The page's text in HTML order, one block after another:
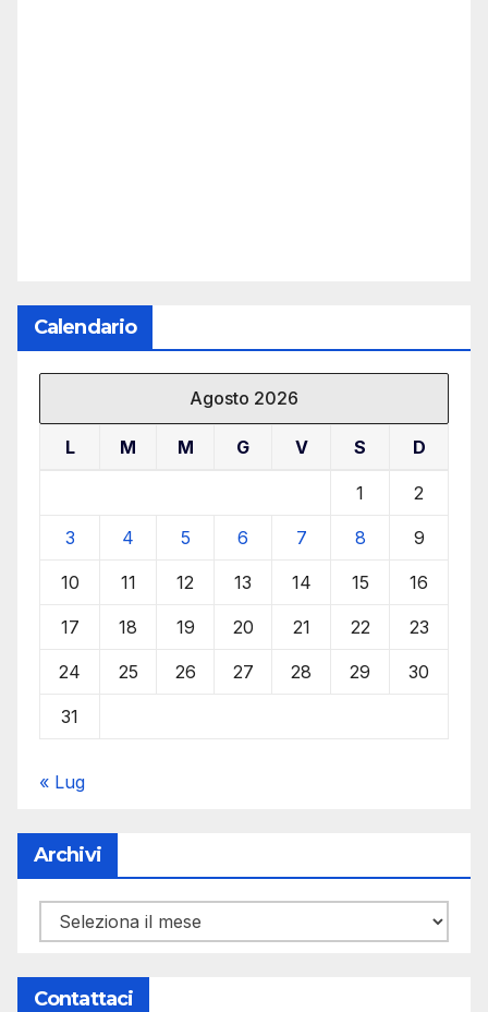
Calendario
Agosto 2026
L M M G V S D
1 2
3 4 5 6 7 8 9
10 11 12 13 14 15 16
17 18 19 20 21 22 23
24 25 26 27 28 29 30
31
« Lug
Archivi
Archivi
Contattaci